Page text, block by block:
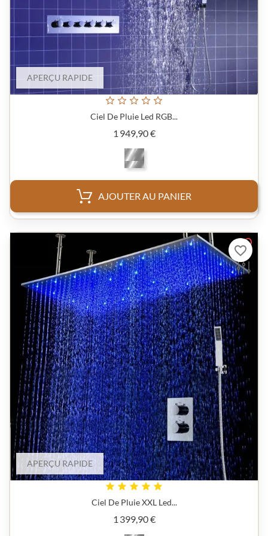
APERÇU RAPIDE
Ciel De Pluie Led RGB...
1 949,90 €Prix
AJOUTER AU PANIER
APERÇU RAPIDE
Ciel De Pluie XXL Led...
1 399,90 €Prix
favorite_border